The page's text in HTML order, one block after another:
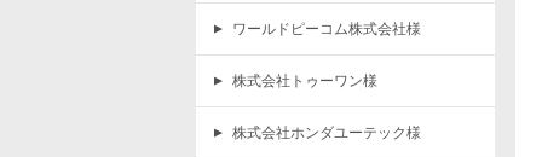
ワールドピーコム株式会社様
株式会社トゥーワン様
株式会社ホンダユーテック様